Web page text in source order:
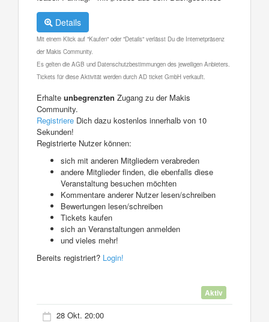
Details
Mit einem Klick auf "Kaufen" oder "Details" verlässt Du die Internetpräsenz
der Makis Community.
Es gelten die AGB und Datenschutzbestimmungen des jeweiligen Anbieters.
Tickets für diese Aktivität werden durch AD ticket GmbH verkauft.
Erhalte unbegrenzten Zugang zu der Makis
Community.
Registriere Dich dazu kostenlos innerhalb von 10
Sekunden!
Registrierte Nutzer können:
sich mit anderen Mitgliedern verabreden
andere Mitglieder finden, die ebenfalls diese
Veranstaltung besuchen möchten
Kommentare anderer Nutzer lesen/schreiben
Bewertungen lesen/schreiben
Tickets kaufen
sich an Veranstaltungen anmelden
und vieles mehr!
Bereits registriert? Login!
Aktiv
28 Okt. 20:00